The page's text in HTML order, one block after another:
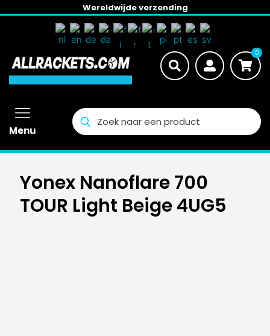
Wereldwijde verzending
0
Menu
Yonex Nanoflare 700
TOUR Light Beige 4UG5